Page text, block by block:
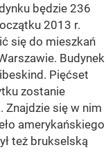
będzie 236
2013 r.
się do mieszkań
Budynek
Pięćset
zostanie
Znajdzie się w nim
amerykańskiego
też brukselską